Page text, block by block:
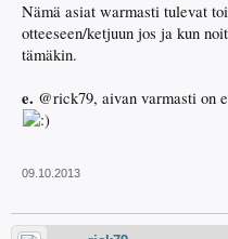
Nämä asiat warmasti tulevat
otteeseen/ketjuun jos ja kun
tämäkin.
e. @rick79, aivan varmasti on
09.10.2013